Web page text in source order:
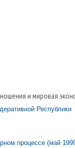
и мировая
Республики
процессе (май